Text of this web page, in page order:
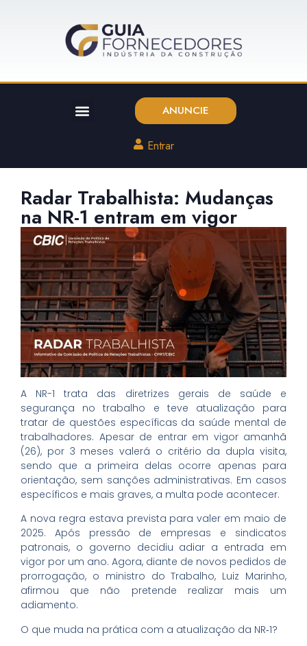
ANUNCIE
Entrar
Radar Trabalhista: Mudanças
na NR-1 entram em vigor
A NR-1 trata das diretrizes gerais de saúde e
segurança no trabalho e teve atualização para
tratar de questões específicas da saúde mental de
trabalhadores. Apesar de entrar em vigor amanhã
(26), por 3 meses valerá o critério da dupla visita,
sendo que a primeira delas ocorre apenas para
orientação, sem sanções administrativas. Em casos
específicos e mais graves, a multa pode acontecer.
A nova regra estava prevista para valer em maio de
2025. Após pressão de empresas e sindicatos
patronais, o governo decidiu adiar a entrada em
vigor por um ano. Agora, diante de novos pedidos de
prorrogação, o ministro do Trabalho, Luiz Marinho,
afirmou que não pretende realizar mais um
adiamento.
O que muda na prática com a atualização da NR‑1?